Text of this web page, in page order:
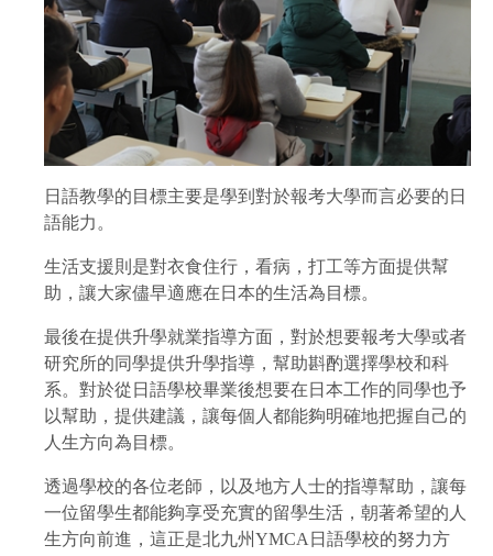
日語教學的目標主要是學到對於報考大學而言必要的日
語能力。
生活支援則是對衣食住行，看病，打工等方面提供幫
助，讓大家儘早適應在日本的生活為目標。
最後在提供升學就業指導方面，對於想要報考大學或者
研究所的同學提供升學指導，幫助斟酌選擇學校和科
系。對於從日語學校畢業後想要在日本工作的同學也予
以幫助，提供建議，讓每個人都能夠明確地把握自己的
人生方向為目標。
透過學校的各位老師，以及地方人士的指導幫助，讓每
一位留學生都能夠享受充實的留學生活，朝著希望的人
生方向前進，這正是北九州YMCA日語學校的努力方